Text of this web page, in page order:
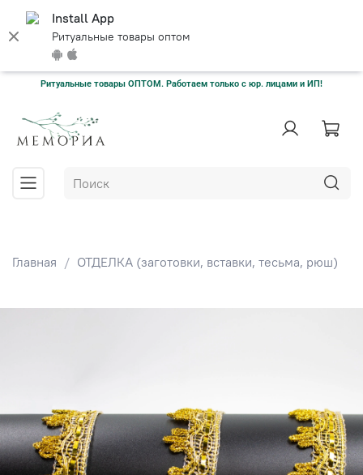
Install App
Ритуальные товары оптом
Ритуальные товары ОПТОМ. Работаем только с юр. лицами и ИП!
Главная ОТДЕЛКА (заготовки, вставки, тесьма, рюш)